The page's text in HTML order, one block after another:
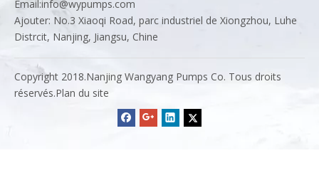
Email:info@wypumps.com
Ajouter: No.3 Xiaoqi Road, parc industriel de Xiongzhou, Luhe
Distrcit, Nanjing, Jiangsu, Chine
Copyright 2018.Nanjing Wangyang Pumps Co. Tous droits
réservés.Plan du site